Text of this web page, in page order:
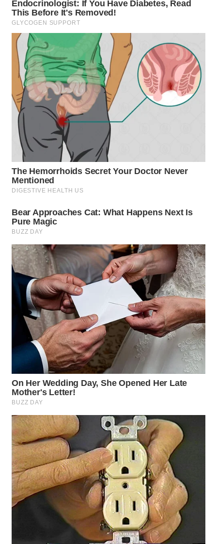
TAPANULI
TENGAH
WN DELI
SERDANG
WN
TEBING
TINGGI
PAKPAK
KARAWANG
WN
WN
WN
DEPOK
WN
TAPANULI
UTARA
WN
SAMOSIR
WN
PADANG
LAWAS
WN
SUMEDANG
WN
CIANJUR
KEPULAUAN